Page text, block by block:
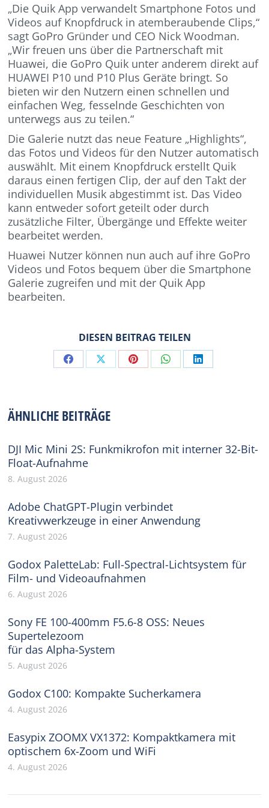
„Die Quik App verwandelt Smartphone Fotos und
Videos auf Knopfdruck in atemberaubende Clips,“
sagt GoPro Gründer und CEO Nick Woodman.
„Wir freuen uns über die Partnerschaft mit
Huawei, die GoPro Quik unter anderem direkt auf
HUAWEI P10 und P10 Plus Geräte bringt. So
bieten wir den Nutzern einen schnellen und
einfachen Weg, fesselnde Geschichten von
unterwegs aus zu teilen.“
Die Galerie nutzt das neue Feature „Highlights“,
das Fotos und Videos für den Nutzer automatisch
auswählt. Mit einem Knopfdruck erstellt Quik
daraus einen fertigen Clip, der auf den Takt der
individuellen Musik abgestimmt ist. Das Video
kann entweder sofort geteilt oder durch
zusätzliche Filter, Übergänge und Effekte weiter
bearbeitet werden.
Huawei Nutzer können nun auch auf ihre GoPro
Videos und Fotos bequem über die Smartphone
Galerie zugreifen und mit der Quik App
bearbeiten.
DIESEN BEITRAG TEILEN
Share Share Share Share Share
ÄHNLICHE BEITRÄGE
DJI Mic Mini 2S: Funkmikrofon mit interner 32-Bit-
Float-Aufnahme
8. August 2026
Adobe ChatGPT-Plugin verbindet
Kreativwerkzeuge in einer Anwendung
7. August 2026
Godox PaletteLab: Full-Spectral-Lichtsystem für
Film- und Videoaufnahmen
6. August 2026
Sony FE 100-400mm F5.6-8 OSS: Neues
Supertelezoom
für das Alpha-System
5. August 2026
Godox C100: Kompakte Sucherkamera
4. August 2026
Easypix ZOOMX VX1372: Kompaktkamera mit
optischem 6x-Zoom und WiFi
4. August 2026